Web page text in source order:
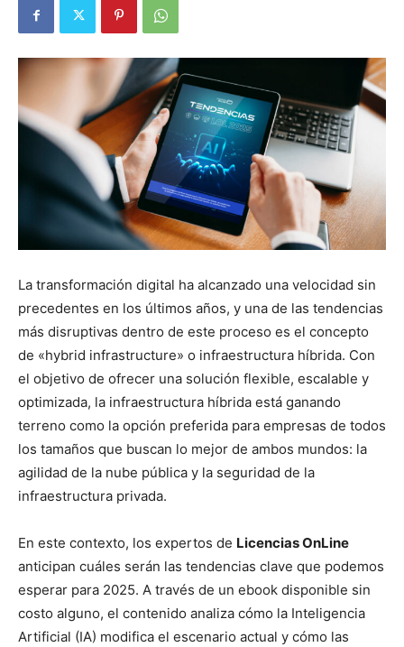
La transformación digital ha alcanzado una velocidad sin
precedentes en los últimos años, y una de las tendencias
más disruptivas dentro de este proceso es el concepto
de «hybrid infrastructure» o infraestructura híbrida. Con
el objetivo de ofrecer una solución flexible, escalable y
optimizada, la infraestructura híbrida está ganando
terreno como la opción preferida para empresas de todos
los tamaños que buscan lo mejor de ambos mundos: la
agilidad de la nube pública y la seguridad de la
infraestructura privada.
En este contexto, los expertos de Licencias OnLine
anticipan cuáles serán las tendencias clave que podemos
esperar para 2025. A través de un ebook disponible sin
costo alguno, el contenido analiza cómo la Inteligencia
Artificial (IA) modifica el escenario actual y cómo las